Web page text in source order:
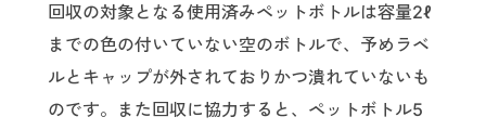
回収の対象となる使用済みペットボトルは容量2ℓ
までの色の付いていない空のボトルで、予めラベ
ルとキャップが外されておりかつ潰れていないも
のです。また回収に協力すると、ペットボトル5